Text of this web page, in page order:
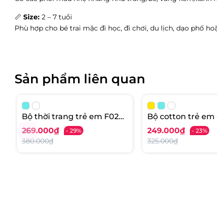
📏 Size: 2 – 7 tuổi
Phù hợp cho bé trai mặc đi học, đi chơi, du lịch, dạo phố
Sản phẩm liên quan
Bộ thời trang trẻ em F02
2/10 NH73
269.000₫ - 29%
380.000₫
Bộ cotton trẻ em
B001 2/10 PH1136
249.000₫ - 23%
325.000₫